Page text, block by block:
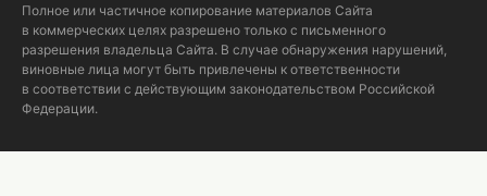
Полное или частичное копирование материалов Сайта
в коммерческих целях разрешено только с письменного
разрешения владельца Сайта. В случае обнаружения нарушений,
виновные лица могут быть привлечены к ответственности
в соответствии с действующим законодательством Российской
Федерации.